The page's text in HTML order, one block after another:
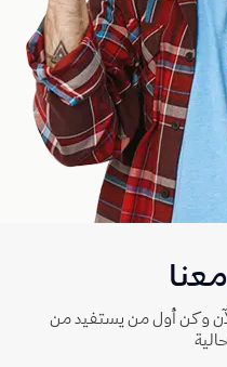
وكن أول من يستفيد من